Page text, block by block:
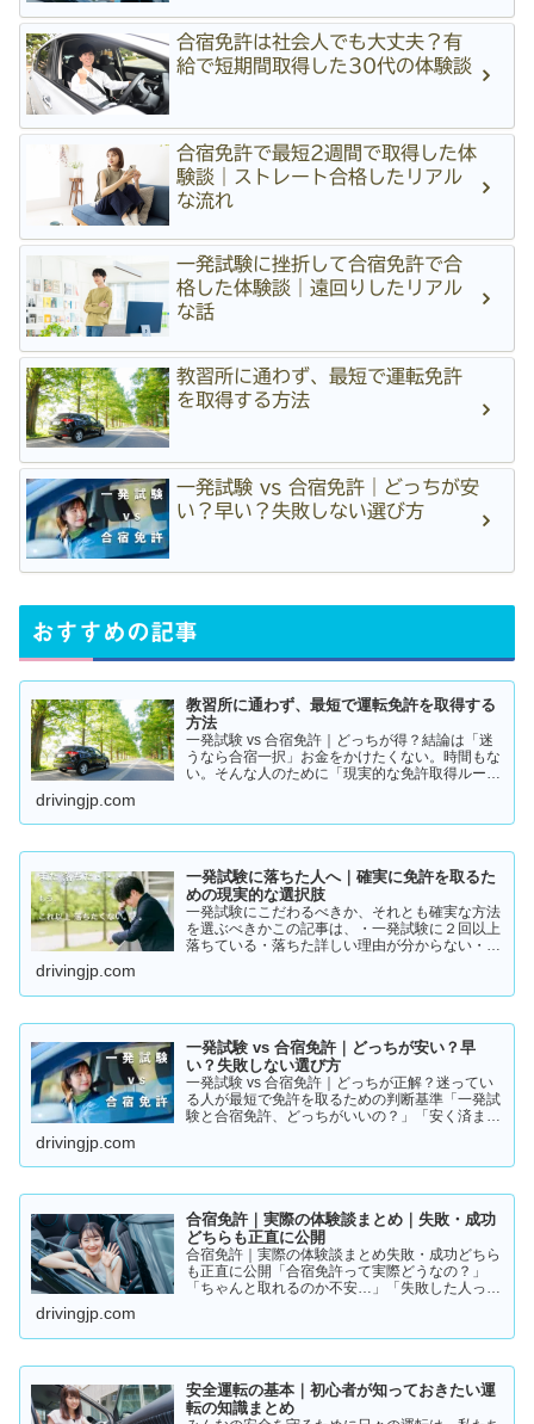
合宿免許は社会人でも大丈夫？有
給で短期間取得した30代の体験談
合宿免許で最短2週間で取得した体
験談｜ストレート合格したリアル
な流れ
一発試験に挫折して合宿免許で合
格した体験談｜遠回りしたリアル
な話
教習所に通わず、最短で運転免許
を取得する方法
一発試験 vs 合宿免許｜どっちが安
い？早い？失敗しない選び方
おすすめの記事
教習所に通わず、最短で運転免許を取得する
方法
一発試験 vs 合宿免許｜どっちが得？結論は「迷
うなら合宿一択」お金をかけたくない。時間もな
い。そんな人のために「現実的な免許取得ルー
2つです。・一発試験…
drivingjp.com
一発試験に落ちた人へ｜確実に免許を取るた
めの現実的な選択肢
一発試験にこだわるべきか、それとも確実な方法
を選ぶべきかこの記事は、・一発試験に２回以上
落ちている・落ちた詳しい理由が分からない・こ
らに何回も落ちる・数…
drivingjp.com
一発試験 vs 合宿免許｜どっちが安い？早
い？失敗しない選び方
一発試験 vs 合宿免許｜どっちが正解？迷ってい
る人が最短で免許を取るための判断基準「一発試
験と合宿免許、どっちがいいの？」「安く済ませ
と、人によって最適…
drivingjp.com
合宿免許｜実際の体験談まとめ｜失敗・成功
どちらも正直に公開
合宿免許｜実際の体験談まとめ失敗・成功どちら
も正直に公開「合宿免許って実際どうなの？」
「ちゃんと取れるのか不安…」「失敗した人って
た。結論から言うと👇👉 …
drivingjp.com
安全運転の基本｜初心者が知っておきたい運
転の知識まとめ